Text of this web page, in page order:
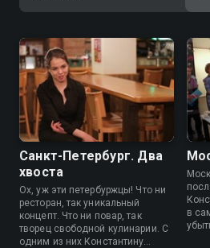
Санкт-Петербург. Два
хвоста
Ох, уж эти петербуржцы! Что ни
ресторан, так уникальный
концепт. Что ни повар, так
творец свободной кулинарии. С
одним из них Константину
в